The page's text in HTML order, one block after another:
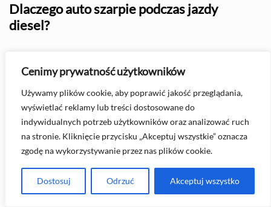
Cenimy prywatność użytkowników
Używamy plików cookie, aby poprawić jakość przeglądania,
wyświetlać reklamy lub treści dostosowane do
indywidualnych potrzeb użytkowników oraz analizować ruch
na stronie. Kliknięcie przycisku „Akceptuj wszystkie” oznacza
zgodę na wykorzystywanie przez nas plików cookie.
Dostosuj Odrzuć Akceptuj wszystko
Dlaczego auto szarpie podczas jazdy
diesel?
O nas
Regulamin serwisu
Polityka prywatności
Kategorie